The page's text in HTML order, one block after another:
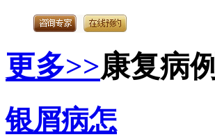
更多>>康复病例
银屑病怎